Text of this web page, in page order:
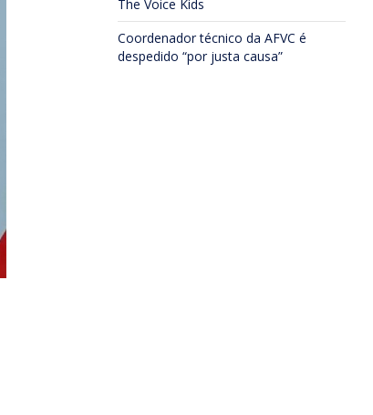
The Voice Kids
Coordenador técnico da AFVC é
despedido “por justa causa”